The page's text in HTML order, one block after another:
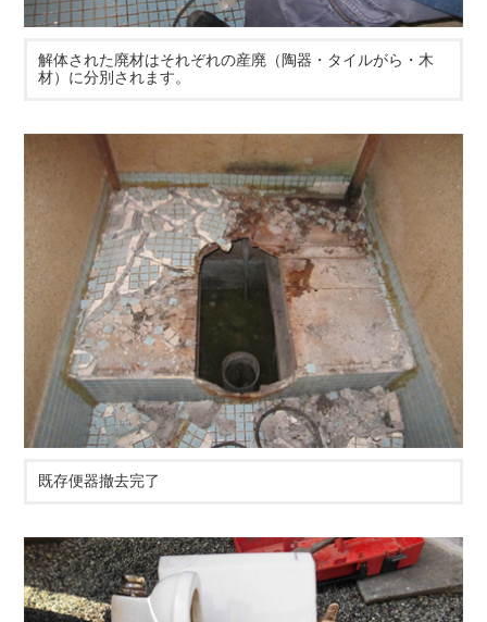
解体された廃材はそれぞれの産廃（陶器・タイルがら・木
材）に分別されます。
既存便器撤去完了